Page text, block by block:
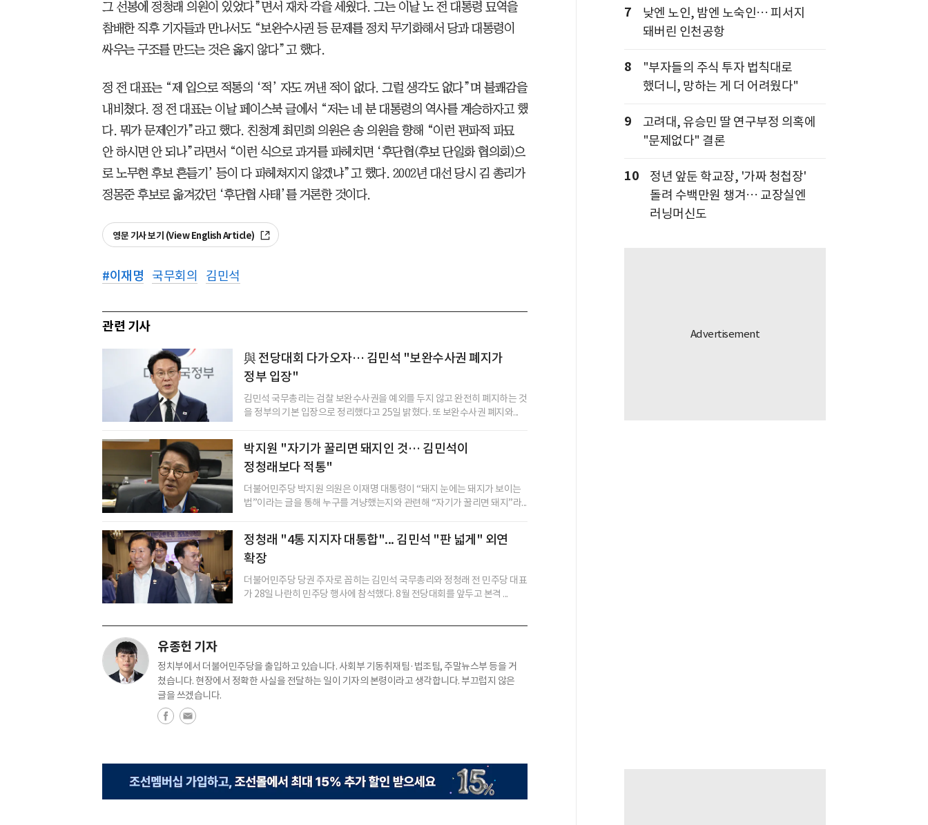
그 선봉에 정청래 의원이 있었다”면서 재차 각을 세웠다. 그는 이날 노 전 대통령 묘역을
참배한 직후 기자들과 만나서도 “보완수사권 등 문제를 정치 무기화해서 당과 대통령이
싸우는 구조를 만드는 것은 옳지 않다”고 했다.
정 전 대표는 “제 입으로 적통의 ‘적’ 자도 꺼낸 적이 없다. 그럴 생각도 없다”며 불쾌감을
내비쳤다. 정 전 대표는 이날 페이스북 글에서 “저는 네 분 대통령의 역사를 계승하자고 했
다. 뭐가 문제인가”라고 했다. 친청계 최민희 의원은 송 의원을 향해 “이런 편파적 파묘
안 하시면 안 되나”라면서 “이런 식으로 과거를 파헤치면 ‘후단협(후보 단일화 협의회)으
로 노무현 후보 흔들기’ 등이 다 파헤쳐지지 않겠냐”고 했다. 2002년 대선 당시 김 총리가
정몽준 후보로 옮겨갔던 ‘후단협 사태’를 거론한 것이다.
영문 기사 보기 (View English Article)
#이재명 국무회의 김민석
관련 기사
與 전당대회 다가오자… 김민석 "보완수사권 폐지가
정부 입장"
김민석 국무총리는 검찰 보완수사권을 예외를 두지 않고 완전히 폐지하는 것
을 정부의 기본 입장으로 정리했다고 25일 밝혔다. 또 보완수사권 폐지와...
박지원 "자기가 꿀리면 돼지인 것… 김민석이
정청래보다 적통"
더불어민주당 박지원 의원은 이재명 대통령이 “돼지 눈에는 돼지가 보이는
법”이라는 글을 통해 누구를 겨냥했는지와 관련해 “자기가 꿀리면 돼지”라...
정청래 "4통 지지자 대통합"... 김민석 "판 넓게" 외연
확장
더불어민주당 당권 주자로 꼽히는 김민석 국무총리와 정청래 전 민주당 대표
가 28일 나란히 민주당 행사에 참석했다. 8월 전당대회를 앞두고 본격 ...
유종헌 기자
정치부에서 더불어민주당을 출입하고 있습니다. 사회부 기동취재팀·법조팀, 주말뉴스부 등을 거
쳤습니다. 현장에서 정확한 사실을 전달하는 일이 기자의 본령이라고 생각합니다. 부끄럽지 않은
글을 쓰겠습니다.
7
낮엔 노인, 밤엔 노숙인… 피서지
돼버린 인천공항
8
"부자들의 주식 투자 법칙대로
했더니, 망하는 게 더 어려웠다"
9
고려대, 유승민 딸 연구부정 의혹에
"문제없다" 결론
10
정년 앞둔 학교장, '가짜 청첩장'
돌려 수백만원 챙겨… 교장실엔
러닝머신도